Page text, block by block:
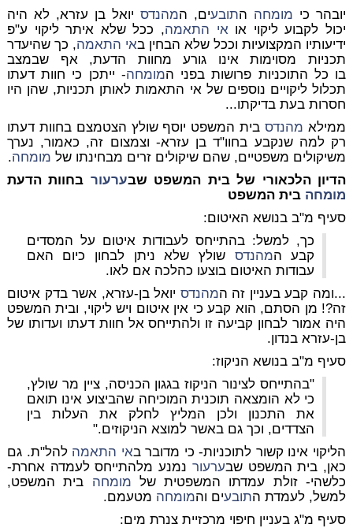
יובהר כי מומחה התובעים, המהנדס יואל בן עזרא, לא היה
יכול לקבוע ליקוי או אי התאמה, ככל שלא איתר ליקוי ע"פ
ידיעותיו המקצועיות וככל שלא הבחין באי התאמה, כך שהיעדר
תכניות מסוימות אינו גורע מחוות הדעת, אף שבמצב
בו כל התוכניות פרושות בפני המומחה- ייתכן כי חוות דעתו
תכלולליקויים נוספים של אי התאמות לאותן תכניות, שהן היו
חסרות בעת בדיקתו...
ממילא מהנדסבית המשפט יוסף שולץ הצטמצם בחוות דעתו
רק למה שנקבע בחוו"ד בן עזרא- וצמצום זה, כאמור, נערך
משיקולים משפטיים, שהם שיקולים זרים מבחינתו של מומחה.
הדיון הלכאורי של בית המשפט שבערעור בחוות הדעת
מומחה בית המשפט
סעיף מ"ב בנושא האיטום:
כך, למשל: בהתייחס לעבודות איטום על המסדים
קבע המהנדס שולץ שלא ניתן לבחון כיום האם
עבודות האיטום בוצעו כהלכה אם לאו.
...ומה קבע בעניין זה המהנדס יואל בן-עזרא, אשר בדק איטום
זה?! מן הסתם, הוא קבע כי אין איטום ויש ליקוי, ובית המשפט
היה אמור לבחון קביעה זו ולהתייחס אל חוות דעתו ועדותו של
בן-עזרא בנדון.
סעיף מ"ב בנושא הניקוז:
"בהתייחס לצינור הניקוז בגגון הכניסה, ציין מר שולץ,
כי לא הומצאה תוכנית המוכיחה שהביצוע אינו תואם
את התכנון ולכן המליץ לחלק את העלות בין
הצדדים, וכך גם באשר למוצא הניקוזים."
הליקוי אינו קשור לתוכניות- כי מדובר באי התאמה להל"ת. גם
כאן, בית המשפט שבערעור נמנע מלהתייחס לעמדה אחרת-
כלשהי- זולת עמדתו המשפטית של מומחה בית המשפט,
למשל, לעמדת התובעים והמומחה מטעמם.
סעיף מ"ג בעניין חיפוי מרכזיית צנרת מים: